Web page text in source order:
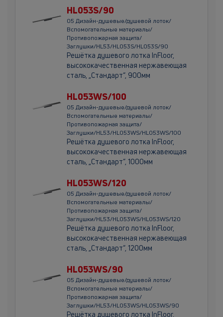
HL053S/90
05 Дизайн-душевые/душевой лоток/
Вспомогательные материалы/
Противопожарная защита/
Заглушки/HL53/HL053S/HL053S/90
Решётка душевого лотка InFloor,
высококачественная нержавеющая
сталь, „Стандарт“, 900мм
HL053WS/100
05 Дизайн-душевые/душевой лоток/
Вспомогательные материалы/
Противопожарная защита/
Заглушки/HL53/HL053WS/HL053WS/100
Решётка душевого лотка InFloor,
высококачественная нержавеющая
сталь, „Стандарт“, 1000мм
HL053WS/120
05 Дизайн-душевые/душевой лоток/
Вспомогательные материалы/
Противопожарная защита/
Заглушки/HL53/HL053WS/HL053WS/120
Решётка душевого лотка InFloor,
высококачественная нержавеющая
сталь, „Стандарт“, 1200мм
HL053WS/90
05 Дизайн-душевые/душевой лоток/
Вспомогательные материалы/
Противопожарная защита/
Заглушки/HL53/HL053WS/HL053WS/90
Решётка душевого лотка InFloor,